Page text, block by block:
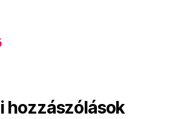
hozzászólások